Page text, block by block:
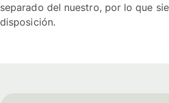
separado del nuestro, por lo que
disposición.